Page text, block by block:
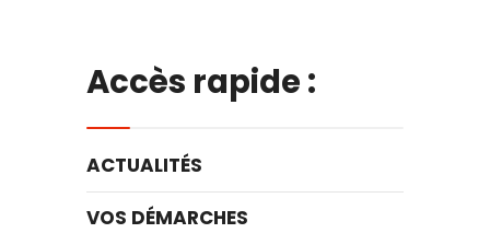
Accès rapide :
ACTUALITÉS
VOS DÉMARCHES